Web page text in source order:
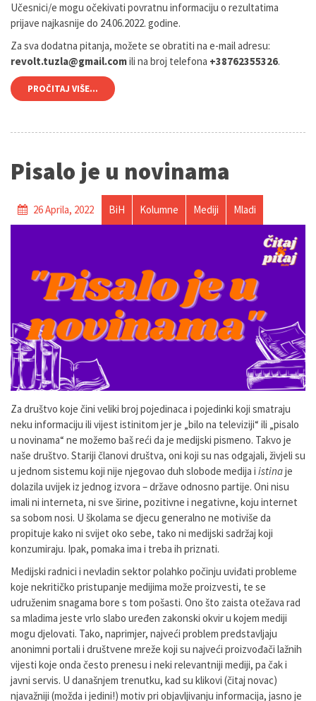
Učesnici/e mogu očekivati povratnu informaciju o rezultatima
prijave najkasnije do 24.06.2022. godine.
Za sva dodatna pitanja, možete se obratiti na e-mailadresu:
revolt.tuzla@gmail.comili na broj telefona +38762355326.
PROČITAJ VIŠE...
Pisalo je u novinama
26 Aprila, 2022 BiH Kolumne Mediji Mladi
Za društvo koje čini veliki broj pojedinaca i pojedinki koji smatraju
neku informaciju ili vijest istinitom jer je „bilo na televiziji“ ili „pisalo
u novinama“ ne možemo baš reći da je medijski pismeno. Takvo je
naše društvo. Stariji članovi društva, oni koji su nas odgajali, živjeli su
u jednom sistemu koji nije njegovao duh slobode medija i istinaje
dolazila uvijek iz jednog izvora – države odnosno partije. Oni nisu
imali ni interneta, ni sve širine, pozitivne i negativne, koju internet
sa sobom nosi. U školama se djecu generalno ne motiviše da
propituje kako ni svijet oko sebe, tako ni medijski sadržaj koji
konzumiraju. Ipak, pomaka ima i treba ih priznati.
Medijski radnici i nevladin sektor polahko počinju uviđati probleme
koje nekritičko pristupanje medijima može proizvesti, te se
udruženim snagama bore s tom pošasti. Ono što zaista otežava rad
sa mladima jeste vrlo slabo uređen zakonski okvir u kojem mediji
mogu djelovati. Tako, naprimjer, najveći problem predstavljaju
anonimni portali i društvene mreže koji su najveći proizvođači lažnih
vijesti koje onda često prenesu i neki relevantniji mediji, pa čak i
javni servis. U današnjem trenutku, kad su klikovi (čitaj novac)
njavažniji (možda i jedini!) motiv pri objavljivanju informacija, jasno je